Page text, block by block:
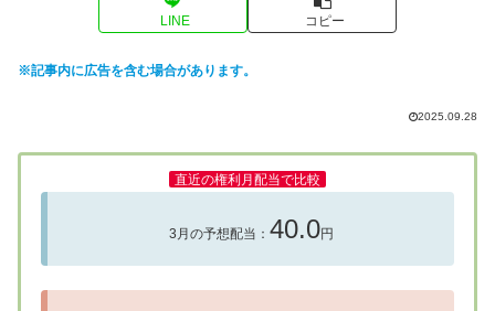
LINE コピー
※記事内に広告を含む場合があります。
2025.09.28
直近の権利月配当で比較
3月の予想配当： 40.0円